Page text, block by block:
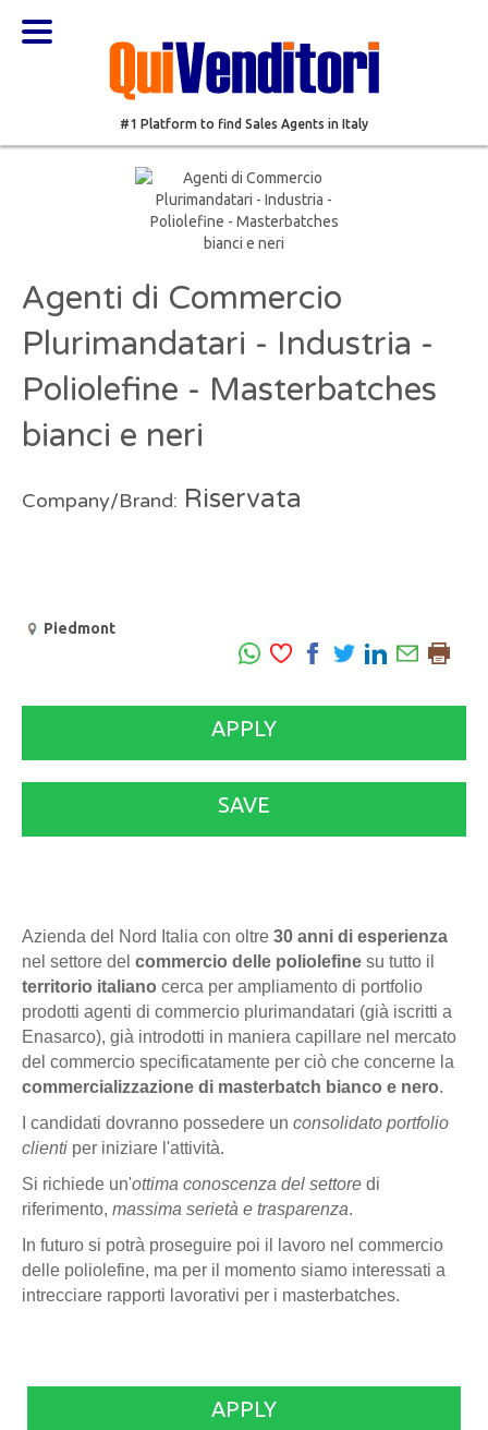
#1 Platform to find Sales Agents in Italy
Agenti di Commercio
Plurimandatari - Industria -
Poliolefine - Masterbatches
bianci e neri
Company/Brand: Riservata
Piedmont
APPLY
SAVE
Azienda del Nord Italia con oltre 30 anni di esperienza
nel settore del commercio delle poliolefine su tutto il
territorio italiano cerca per ampliamento di portfolio
prodotti agenti di commercio plurimandatari (già iscritti a
Enasarco), già introdotti in maniera capillare nel mercato
del commercio specificatamente per ciò che concerne la
commercializzazione di masterbatch bianco e nero.
I candidati dovranno possedere un consolidato portfolio
clienti per iniziare l'attività.
Si richiede un'ottima conoscenza del settore di
riferimento, massima serietà e trasparenza.
In futuro si potrà proseguire poi il lavoro nel commercio
delle poliolefine, ma per il momento siamo interessati a
intrecciare rapporti lavorativi per i masterbatches.
APPLY